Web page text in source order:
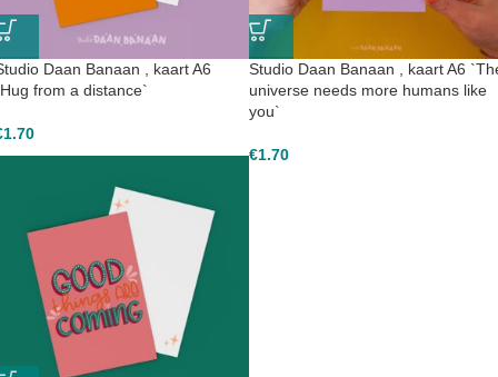
Daan Banaan , kaart A6
from a distance`
1.70
Studio Daan Banaan , kaart A6
universe needs more humans like
you`
€1.70